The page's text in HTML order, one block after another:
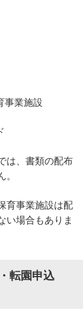
事業施設
は、書類の配布
。
育事業施設は配
い場合もありま
転園申込